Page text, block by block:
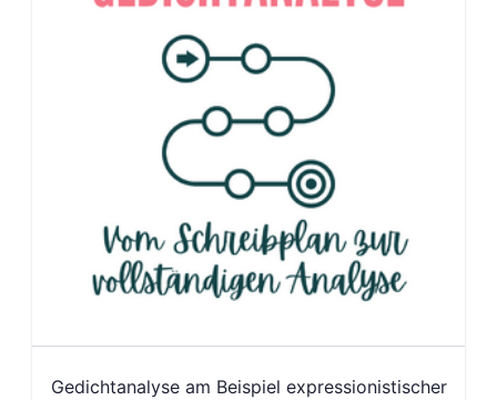
Gedichtanalyse am Beispiel expressionistischer